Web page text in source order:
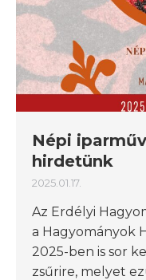
Népi
hirdetünk
2025.01.17.
Az Erdélyi
a Hagyományok
2025-ben is sor
zsűrire, melyet